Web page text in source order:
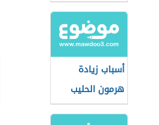
أسباب زيادة
هرمون الحليب